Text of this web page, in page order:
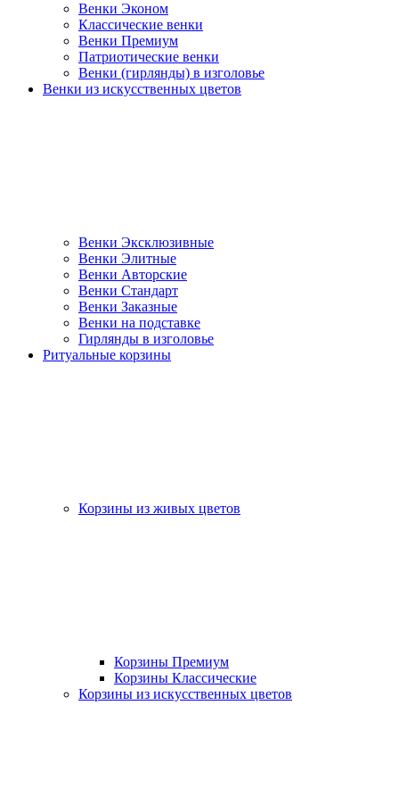
Венки Эконом
Классические венки
Венки Премиум
Патриотические венки
Венки (гирлянды) в изголовье
Венки из искусственных цветов
Венки Эксклюзивные
Венки Элитные
Венки Авторские
Венки Стандарт
Венки Заказные
Венки на подставке
Гирлянды в изголовье
Ритуальные корзины
Корзины из живых цветов
Корзины Премиум
Корзины Классические
Корзины из искусственных цветов